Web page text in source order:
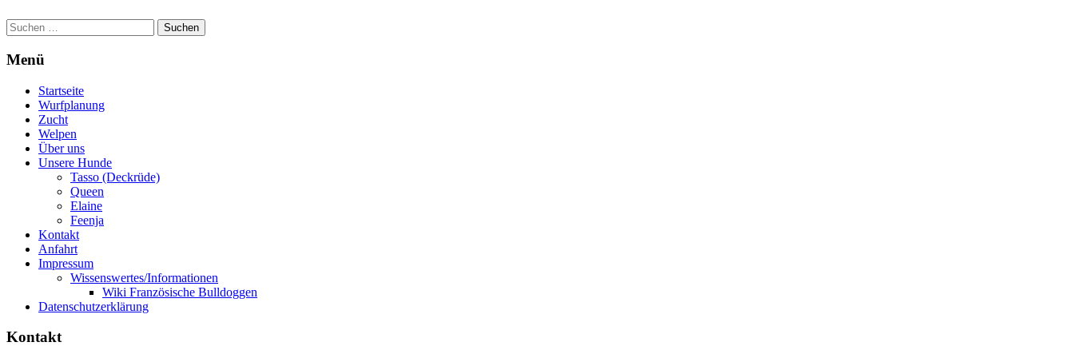
Suchen
nach:
Menü
Startseite
Wurfplanung
Zucht
Welpen
Über uns
Unsere Hunde
Tasso (Deckrüde)
Queen
Elaine
Feenja
Kontakt
Anfahrt
Impressum
Wissenswertes/Informationen
Wiki Französische Bulldoggen
Datenschutzerklärung
Kontakt